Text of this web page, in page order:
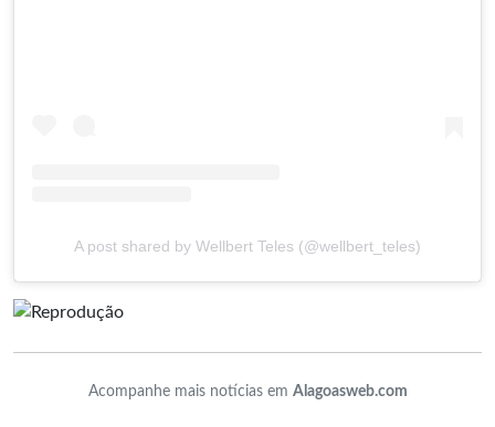
A post shared by Wellbert Teles (@wellbert_teles)
Acompanhe mais notícias em Alagoasweb.com